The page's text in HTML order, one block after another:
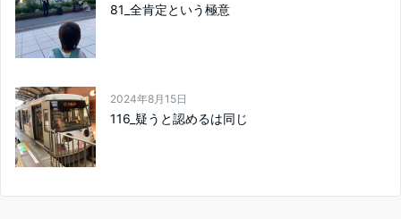
81_全肯定という極意
2024年8月15日
116_疑うと認めるは同じ